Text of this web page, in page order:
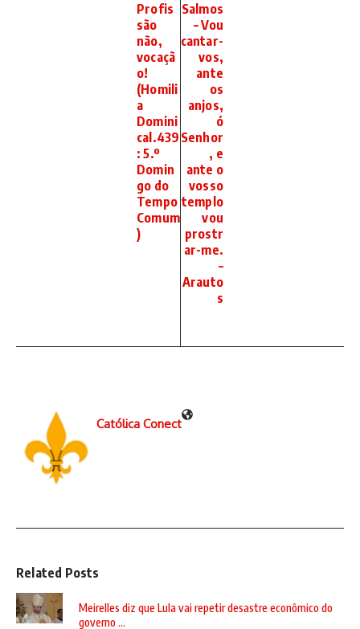
Profis
são
não,
vocaçã
o!
(Homili
a
Domini
cal.439
: 5.º
Domin
go do
Tempo
Comum
)
Salmos
– Vou
cantar-
vos,
ante
os
anjos,
ó
Senhor
, e
ante o
vosso
templo
vou
prostr
ar-me.
–
Arauto
s
Católica Conect
Related Posts
Meirelles diz que Lula vai repetir desastre econômico do
governo ...